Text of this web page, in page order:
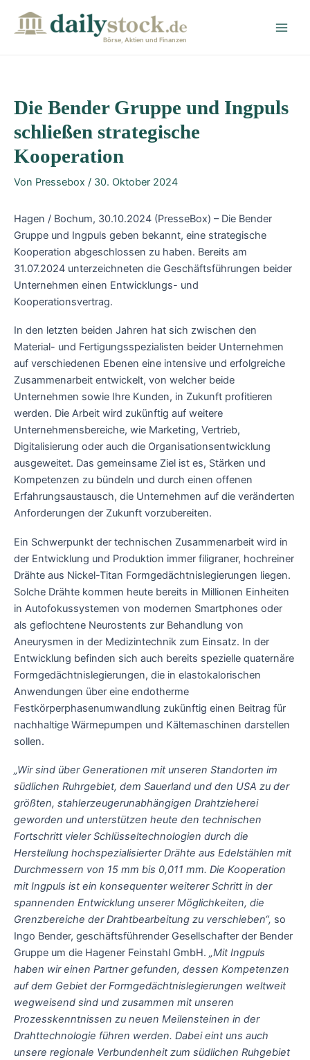
Börse, Aktien und Finanzen
Die Bender Gruppe und Ingpuls
schließen strategische
Kooperation
Von Pressebox / 30. Oktober 2024
Hagen / Bochum, 30.10.2024 (PresseBox) – Die Bender
Gruppe und Ingpuls geben bekannt, eine strategische
Kooperation abgeschlossen zu haben. Bereits am
31.07.2024 unterzeichneten die Geschäftsführungen beider
Unternehmen einen Entwicklungs- und
Kooperationsvertrag.
In den letzten beiden Jahren hat sich zwischen den
Material- und Fertigungsspezialisten beider Unternehmen
auf verschiedenen Ebenen eine intensive und erfolgreiche
Zusammenarbeit entwickelt, von welcher beide
Unternehmen sowie Ihre Kunden, in Zukunft profitieren
werden. Die Arbeit wird zukünftig auf weitere
Unternehmensbereiche, wie Marketing, Vertrieb,
Digitalisierung oder auch die Organisationsentwicklung
ausgeweitet. Das gemeinsame Ziel ist es, Stärken und
Kompetenzen zu bündeln und durch einen offenen
Erfahrungsaustausch, die Unternehmen auf die veränderten
Anforderungen der Zukunft vorzubereiten.
Ein Schwerpunkt der technischen Zusammenarbeit wird in
der Entwicklung und Produktion immer filigraner, hochreiner
Drähte aus Nickel-Titan Formgedächtnislegierungen liegen.
Solche Drähte kommen heute bereits in Millionen Einheiten
in Autofokussystemen von modernen Smartphones oder
als geflochtene Neurostents zur Behandlung von
Aneurysmen in der Medizintechnik zum Einsatz. In der
Entwicklung befinden sich auch bereits spezielle quaternäre
Formgedächtnislegierungen, die in elastokalorischen
Anwendungen über eine endotherme
Festkörperphasenumwandlung zukünftig einen Beitrag für
nachhaltige Wärmepumpen und Kältemaschinen darstellen
sollen.
„Wir sind über Generationen mit unseren Standorten im
südlichen Ruhrgebiet, dem Sauerland und den USA zu der
größten, stahlerzeugerunabhängigen Drahtzieherei
geworden und unterstützen heute den technischen
Fortschritt vieler Schlüsseltechnologien durch die
Herstellung hochspezialisierter Drähte aus Edelstählen mit
Durchmessern von 15 mm bis 0,011 mm. Die Kooperation
mit Ingpuls ist ein konsequenter weiterer Schritt in der
spannenden Entwicklung unserer Möglichkeiten, die
Grenzbereiche der Drahtbearbeitung zu verschieben“, so
Ingo Bender, geschäftsführender Gesellschafter der Bender
Gruppe um die Hagener Feinstahl GmbH. „Mit Ingpuls
haben wir einen Partner gefunden, dessen Kompetenzen
auf dem Gebiet der Formgedächtnislegierungen weltweit
wegweisend sind und zusammen mit unseren
Prozesskenntnissen zu neuen Meilensteinen in der
Drahttechnologie führen werden. Dabei eint uns auch
unsere regionale Verbundenheit zum südlichen Ruhgebiet